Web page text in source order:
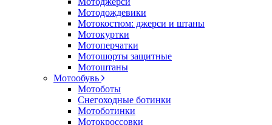
Мотодождевики
Мотокостюм: джерси и штаны
Мотокуртки
Мотоперчатки
Мотошорты защитные
Мотоштаны
Мотообувь
Мотоботы
Снегоходные ботинки
Мотоботинки
Мотокроссовки